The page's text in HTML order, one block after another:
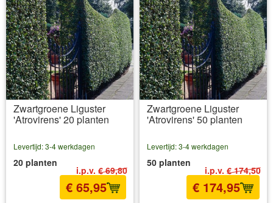
Zwartgroene Liguster
'Atrovirens' 20 planten
i.p.v. € 69,80
Levertijd: 3-4 werkdagen
20 planten
€ 65,95
Zwartgroene Liguster
'Atrovirens' 50 planten
i.p.v. € 174,50
Levertijd: 3-4 werkdagen
50 planten
€ 174,95